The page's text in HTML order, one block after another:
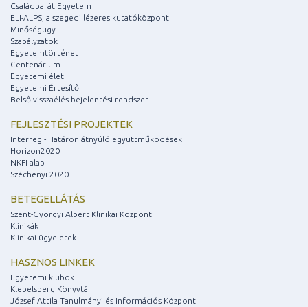
Családbarát Egyetem
ELI-ALPS, a szegedi lézeres kutatóközpont
Minőségügy
Szabályzatok
Egyetemtörténet
Centenárium
Egyetemi élet
Egyetemi Értesítő
Belső visszaélés-bejelentési rendszer
FEJLESZTÉSI PROJEKTEK
Interreg - Határon átnyúló együttműködések
Horizon2020
NKFI alap
Széchenyi 2020
BETEGELLÁTÁS
Szent-Györgyi Albert Klinikai Központ
Klinikák
Klinikai ügyeletek
HASZNOS LINKEK
Egyetemi klubok
Klebelsberg Könyvtár
József Attila Tanulmányi és Információs Központ